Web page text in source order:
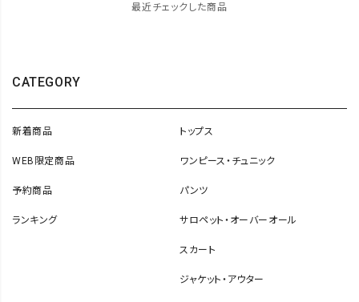
最近チェックした商品
CATEGORY
新着商品
WEB限定商品
予約商品
ランキング
トップス
ワンピース・チュニック
パンツ
サロペット・オーバーオール
スカート
ジャケット・アウター